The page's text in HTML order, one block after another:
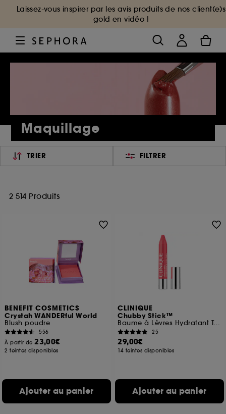
Laissez-vous inspirer par les avis produits de nos client(e)s
gold en vidéo !
Maquillage
TRIER FILTRER
2 514 Produits
BENEFIT COSMETICS
Crystah WANDERful World
Blush poudre
556
À partir de23,00€
2 teintes disponibles
Ajouter au panier
CLINIQUE
Chubby Stick™
Baume à Lèvres Hydratant Teinté
25
29,00€
14 teintes disponibles
Ajouter au panier